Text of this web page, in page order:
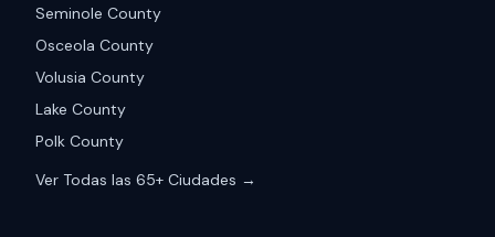
Seminole County
Osceola County
Volusia County
Lake County
Polk County
Ver Todas las 65+ Ciudades →